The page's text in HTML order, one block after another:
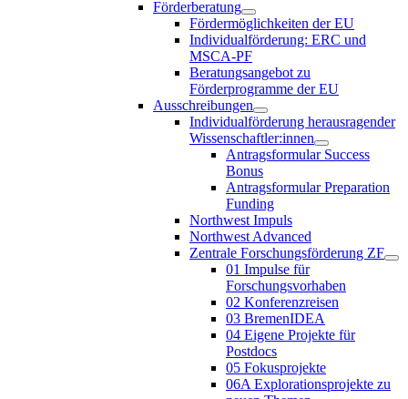
Förderberatung
Fördermöglichkeiten der EU
Individualförderung: ERC und
MSCA-PF
Beratungsangebot zu
Förderprogramme der EU
Ausschreibungen
Individualförderung herausragender
Wissenschaftler:innen
Antragsformular Success
Bonus
Antragsformular Preparation
Funding
Northwest Impuls
Northwest Advanced
Zentrale Forschungsförderung ZF
01 Impulse für
Forschungsvorhaben
02 Konferenzreisen
03 BremenIDEA
04 Eigene Projekte für
Postdocs
05 Fokusprojekte
06A Explorationsprojekte zu